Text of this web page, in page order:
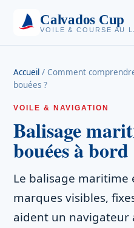
Calvados Cup
VOILE & COURSE AU
Accueil / Comment
bouées ?
VOILE & NAVIGATION
Balisage
bouées à bord
Le balisage maritime
marques visibles,
aident un